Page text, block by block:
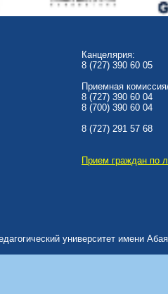
Канцелярия:
8 (727) 390 60 05
Приемная
8 (727) 390 60 04
8 (700) 390 60 04
8 (727) 291 57 68
Прием граждан по
университет имени Абая